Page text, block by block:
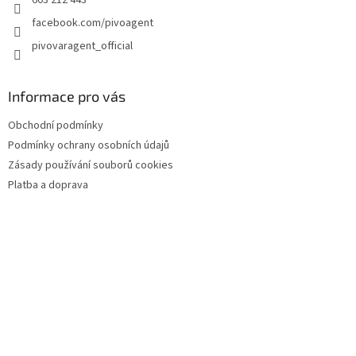
facebook.com/pivoagent
pivovaragent_official
Informace pro vás
Obchodní podmínky
Podmínky ochrany osobních údajů
Zásady používání souborů cookies
Platba a doprava